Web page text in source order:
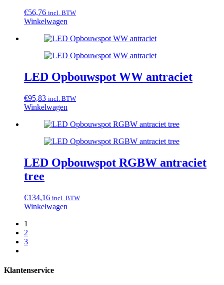
€56,76 incl. BTW
Winkelwagen
LED Opbouwspot WW antraciet
€95,83 incl. BTW
Winkelwagen
LED Opbouwspot RGBW antraciet
tree
€134,16 incl. BTW
Winkelwagen
1
2
3
Klantenservice